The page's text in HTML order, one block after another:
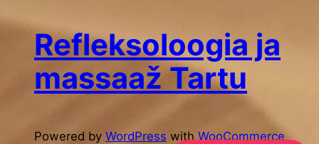
n
Refleksoloogia ja
massaaž Tartu
Powered by WordPress with WooCommerce